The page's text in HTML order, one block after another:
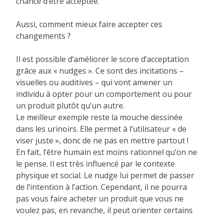
Aussi, comment mieux faire accepter ces
changements ?
Il est possible d’améliorer le score d’acceptation
grâce aux « nudges ». Ce sont des incitations –
visuelles ou auditives – qui vont amener un
individu à opter pour un comportement ou pour
un produit plutôt qu’un autre.
Le meilleur exemple reste la mouche dessinée
dans les urinoirs. Elle permet à l’utilisateur « de
viser juste », donc de ne pas en mettre partout !
En fait, l’être humain est moins rationnel qu’on ne
le pense. Il est très influencé par le contexte
physique et social. Le nudge lui permet de passer
de l’intention à l’action. Cependant, il ne pourra
pas vous faire acheter un produit que vous ne
voulez pas, en revanche, il peut orienter certains